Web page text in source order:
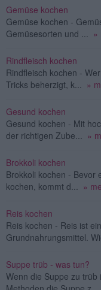
Gemüse kochen
Gemüse kochen -
Gemüsesorten und ...
»
Rindfleisch kochen
Rindfleisch kochen -
Tricks beherzigt, k...
»
Gesund kochen
Gesund kochen - Mit
der richtigen Zube...
»
Brokkoli kochen
Brokkoli kochen - Bevor
kochen, kommt d...
»
Reis kochen
Reis kochen - Reis ist
Grundnahrungsmittel.
Suppe trüb - was tun?
Wenn die Suppe zu